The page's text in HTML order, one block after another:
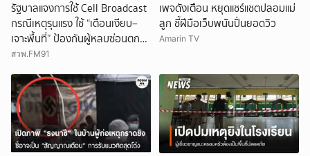
รัฐบาลแจงการใช้ Cell Broadcast
กรณีเหตุรุนแรง ใช้ “เตือนเงียบ–
เจาะพื้นที่” ป้องกันผู้หลบซ่อนตก
เป็นเป้า ย้ำออกแบบให้เหมาะกับ
สวพ.FM91
เพจดังเตือน หยุดแชร์แชตปลอมแม่
ลูก ชี้ฝีมือเว็บพนันปั่นยอดวิว
Amarin TV